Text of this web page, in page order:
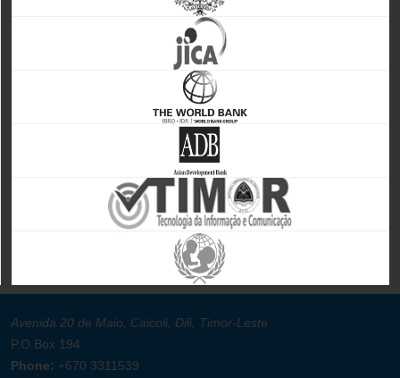
Avenida 20 de Maio, Caicoli, Dili, Timor-Leste
P.O.Box 194.
Phone: +670 3311539